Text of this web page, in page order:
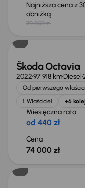
Najniższa cena z
obniżką
70 000 zł
Możliwość
Škoda Octavia
202297 918 kmDiesel
Od pierwszego
1. Właściciel
+6
Miesięczna rata
od 440 zł
Cena
74 000 zł